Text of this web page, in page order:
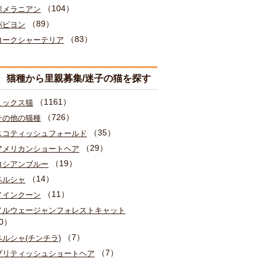
メラニアン （104）
ピヨン （89）
ークシャーテリア （83）
猫種から里親募集/迷子の猫を探す
ックス猫 （1161）
の他の猫種 （726）
コティッシュフォールド （35）
メリカンショートヘア （29）
シアンブルー （19）
ルシャ （14）
インクーン （11）
ルウェージャンフォレストキャット
ルシャ(チンチラ) （7）
リティッシュショートヘア （7）